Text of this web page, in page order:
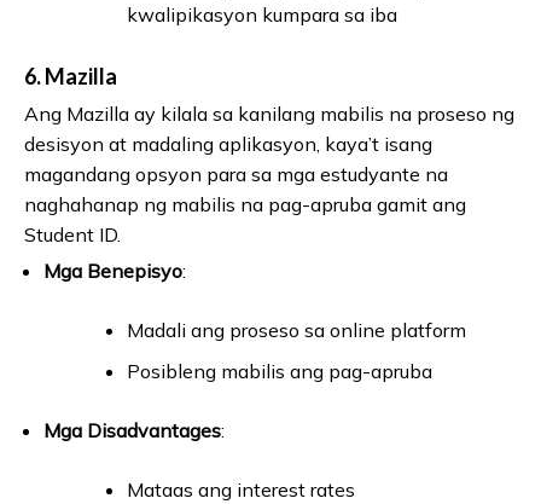
kwalipikasyon kumpara sa iba
6.Mazilla
Ang Mazilla ay kilala sa kanilang mabilis na proseso ng
desisyon at madaling aplikasyon, kaya’t isang
magandang opsyon para sa mga estudyante na
naghahanap ng mabilis na pag-apruba gamit ang
Student ID.
Mga Benepisyo:
Madali ang proseso sa online platform
Posibleng mabilis ang pag-apruba
Mga Disadvantages:
Mataas ang interest rates